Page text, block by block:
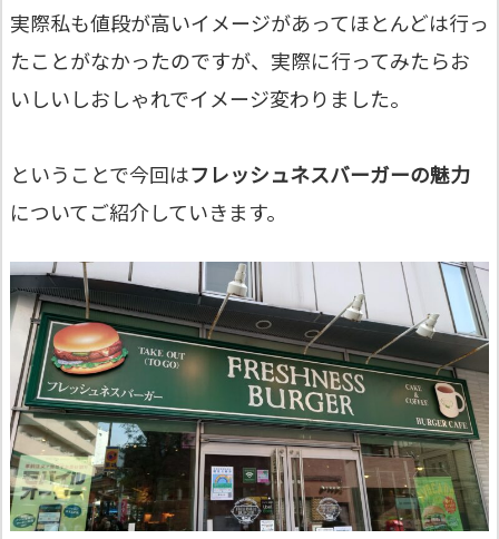
実際私も値段が高いイメージがあってほとんどは行っ
たことがなかったのですが、実際に行ってみたらお
いしいしおしゃれでイメージ変わりました。
ということで今回はフレッシュネスバーガーの魅力
についてご紹介していきます。